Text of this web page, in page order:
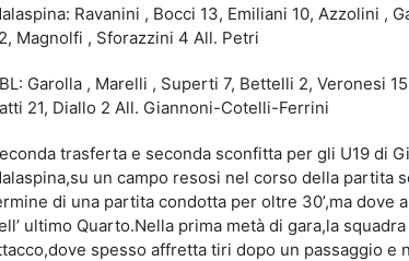
Ravanini , Bocci 13, Emiliani 10, Azzolini ,
Magnolfi , Sforazzini 4 All. Petri
Garolla , Marelli , Superti 7, Bettelli 2, Veronesi
21, Diallo 2 All. Giannoni-Cotelli-Ferrini
trasferta e seconda sconfitta per gli U19 di
un campo resosi nel corso della partita
di una partita condotta per oltre 30’,ma dove
ultimo Quarto.Nella prima metà di gara,la
spesso affretta tiri dopo un passaggio